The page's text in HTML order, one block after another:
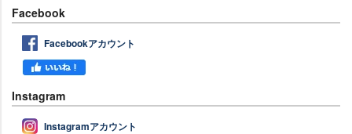
Facebook
Facebookアカウント
Instagram
Instagramアカウント